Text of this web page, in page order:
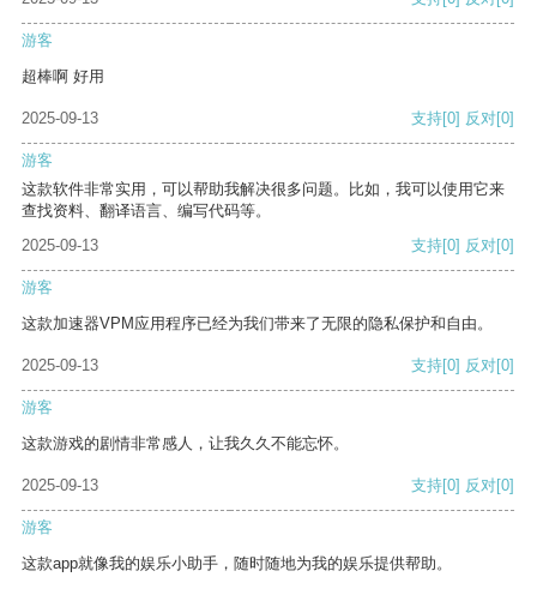
游客
超棒啊 好用
2025-09-13 支持[0] 反对[0]
游客
这款软件非常实用，可以帮助我解决很多问题。比如，我可以使用它来
查找资料、翻译语言、编写代码等。
2025-09-13
支持[0] 反对[0]
游客
这款加速器VPM应用程序已经为我们带来了无限的隐私保护和自由。
2025-09-13 支持[0] 反对[0]
游客
这款游戏的剧情非常感人，让我久久不能忘怀。
2025-09-13 支持[0] 反对[0]
游客
这款app就像我的娱乐小助手，随时随地为我的娱乐提供帮助。